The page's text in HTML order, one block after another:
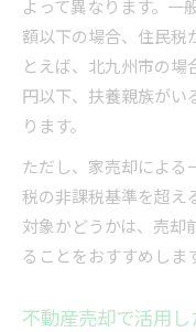
よって異なります。一
額以下の場合、住民税
とえば、北九州市の
円以下、扶養親族がい
ります。
ただし、家売却による
税の非課税基準を超え
対象かどうかは、売却
ることをおすすめしま
不動産売却で活用